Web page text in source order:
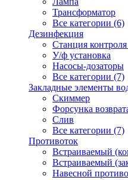
Трансформатор
Все категории (6)
Дезинфекция
Станция
У/ф установка
Насосы-дозаторы
Все категории (7)
Закладные элементы
Скиммер
Форсунка
Слив
Все категории (7)
Противоток
Встраиваемый
Встраиваемый
Навесной